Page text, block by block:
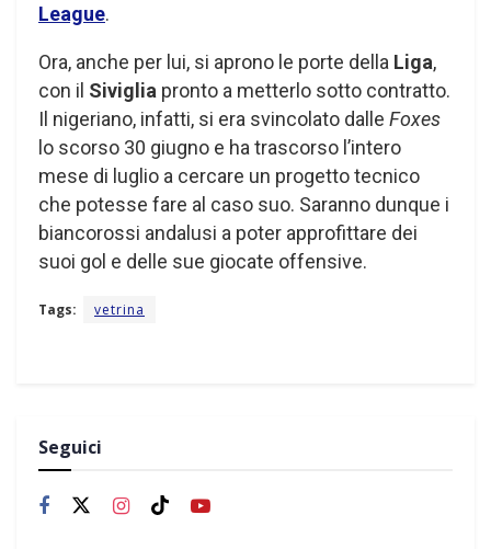
League.
Ora, anche per lui, si aprono le porte della Liga,
con il Siviglia pronto a metterlo sotto contratto.
Il nigeriano, infatti, si era svincolato dalle Foxes
lo scorso 30 giugno e ha trascorso l’intero
mese di luglio a cercare un progetto tecnico
che potesse fare al caso suo. Saranno dunque i
biancorossi andalusi a poter approfittare dei
suoi gol e delle sue giocate offensive.
Tags: vetrina
Seguici